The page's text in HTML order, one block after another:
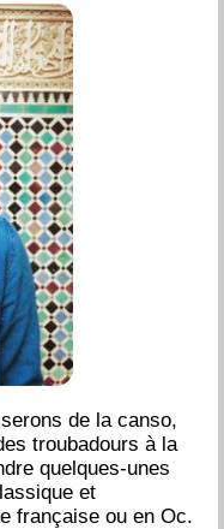
de la canso,
troubadours à la
quelques-unes
et
française ou en Oc.